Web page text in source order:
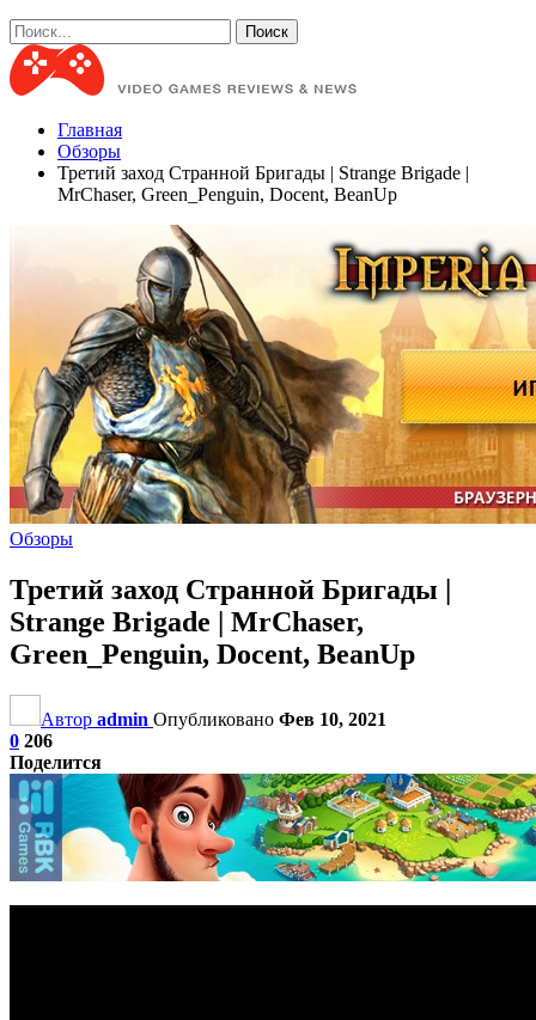
Главная
Обзоры
Третий заход Странной Бригады | Strange Brigade |
MrChaser, Green_Penguin, Docent, BeanUp
Обзоры
Третий заход Странной Бригады |
Strange Brigade | MrChaser,
Green_Penguin, Docent, BeanUp
Автор admin Опубликовано Фев 10, 2021
0 206
Поделится